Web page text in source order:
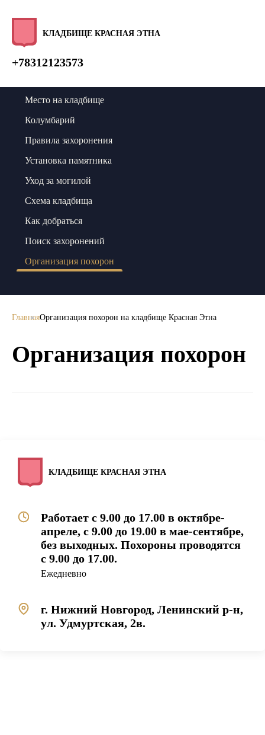
КЛАДБИЩЕ КРАСНАЯ ЭТНА
+78312123573
Место на кладбище
Колумбарий
Правила захоронения
Установка памятника
Уход за могилой
Схема кладбища
Как добраться
Поиск захоронений
Организация похорон
ГлавнаяОрганизация похорон на кладбище Красная Этна
Организация похорон
КЛАДБИЩЕ КРАСНАЯ ЭТНА
Работает с 9.00 до 17.00 в октябре-
апреле, с 9.00 до 19.00 в мае-сентябре,
без выходных. Похороны проводятся
с 9.00 до 17.00.
Ежедневно
г. Нижний Новгород, Ленинский р-н,
ул. Удмуртская, 2в.